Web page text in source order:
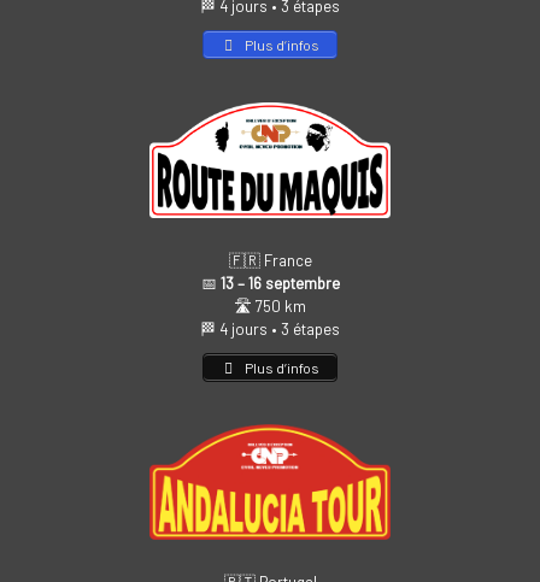
🏁 4 jours • 3 étapes
Plus d’infos
🇫🇷 France
📅 13 – 16 septembre
🛣️ 750 km
🏁 4 jours • 3 étapes
Plus d’infos